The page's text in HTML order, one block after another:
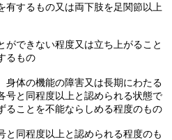
有するもの又は両下肢を足関節以上
ができない程度又は立ち上がること
るもの
身体の機能の障害又は長期にわたる
号と同程度以上と認められる状態で
ることを不能ならしめる程度のもの
と同程度以上と認められる程度のも